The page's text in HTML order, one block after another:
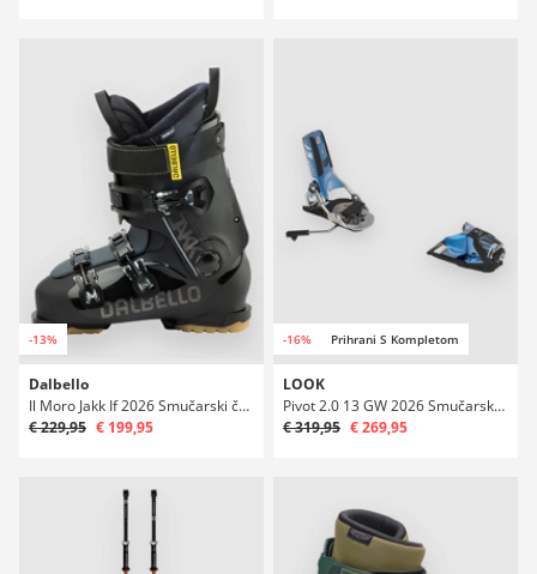
-13%
Dalbello
Il Moro Jakk If 2026 Smučarski čevlji
€ 229,95 € 199,95
-16% Prihrani S Kompletom
LOOK
Pivot 2.0 13 GW 2026 Smučarske vezi
€ 319,95 € 269,95